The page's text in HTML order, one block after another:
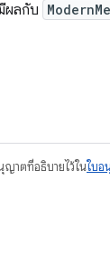
ผลกับ
ญาตที่อธิบายไว้ในใบอ